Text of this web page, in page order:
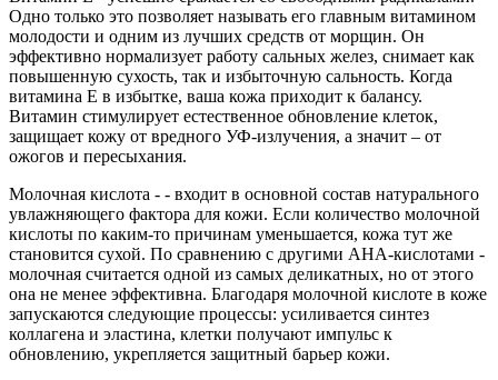
Одно только это позволяет называть его главным витамином
молодости и одним из лучших средств от морщин. Он
эффективно нормализует работу сальных желез, снимает как
повышенную сухость, так и избыточную сальность. Когда
витамина Е в избытке, ваша кожа приходит к балансу.
Витамин стимулирует естественное обновление клеток,
защищает кожу от вредного УФ-излучения, а значит – от
ожогов и пересыхания.
Молочная кислота - - входит в основной состав натурального
увлажняющего фактора для кожи. Если количество молочной
кислоты по каким-то причинам уменьшается, кожа тут же
становится сухой. По сравнению с другими AHA-кислотами -
молочная считается одной из самых деликатных, но от этого
она не менее эффективна. Благодаря молочной кислоте в коже
запускаются следующие процессы: усиливается синтез
коллагена и эластина, клетки получают импульс к
обновлению, укрепляется защитный барьер кожи.